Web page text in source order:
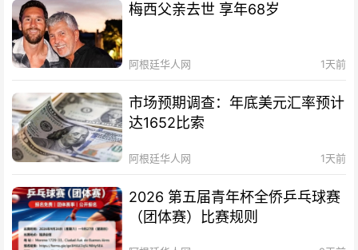
梅西父亲去世 享年68岁
阿根廷华人网 1天前
市场预期调查：年底美元汇率预计
达1652比索
阿根廷华人网 1天前
2026 第五届青年杯全侨乒乓球赛
（团体赛）比赛规则